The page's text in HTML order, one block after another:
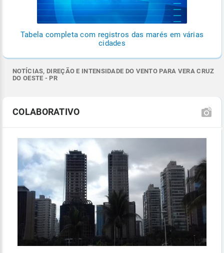
Tabela completa com registros das marés em várias
cidades
NOTÍCIAS, DIREÇÃO E INTENSIDADE DO VENTO PARA VERA CRUZ
DO OESTE - PR
COLABORATIVO